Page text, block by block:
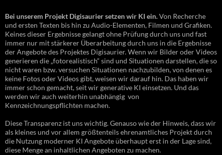
Bei unserem Projekt Digisaurier setzen wir KI ein.Von Recherche
und ersten Texten bis hin zu Audio-Elementen, Filmen und Grafiken.
Keines dieser Ergebnisse gelangt ohne Prüfung durch uns und fast
immer nur mit stärkerer Überarbeitung durch uns in die Ergebnisse
der Angebote des Projektes Digisaurier. Wenn wir Bilder oder Videos
generieren die „fotorealistisch“ sind und Situationen darstellen, die so
nicht waren bzw. versuchen Situationen nachzubilden, von denen es
keine Fotos oder Videos gibt, weisen wir darauf hin. Das haben wir
immer schon gemacht, seit wir generative KI einsetzen. Und das
werden wir auch weiterhin unabhängig von
Kennzeichnungspflichten machen.
Diese Transparenz ist uns wichtig. Genauso wie der Hinweis, dass wir
als kleines und vor allem größtenteils ehrenamtliches Projekt durch
die Nutzung moderner KI Angebote überhaupt erst in der Lage sind,
diese Menge an inhaltlichen Angeboten zu machen.